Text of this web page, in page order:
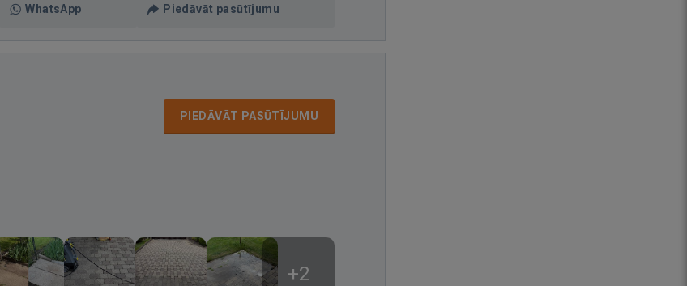
WhatsApp Piedāvāt pasūtījumu
PIEDĀVĀT PASŪTĪJUMU
+2